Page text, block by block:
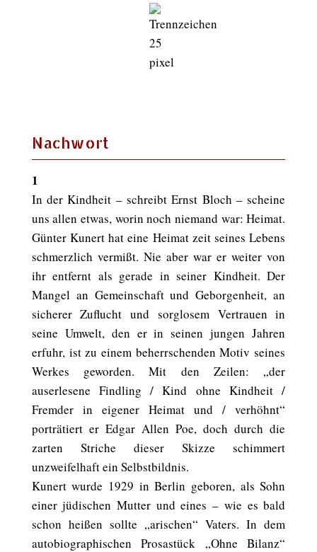
Nachwort
1
In der Kindheit – schreibt Ernst Bloch – scheine
uns allen etwas, worin noch niemand war: Heimat.
Günter Kunert hat eine Heimat zeit seines Lebens
schmerzlich vermißt. Nie aber war er weiter von
ihr entfernt als gerade in seiner Kindheit. Der
Mangel an Gemeinschaft und Geborgenheit, an
sicherer Zuflucht und sorglosem Vertrauen in
seine Umwelt, den er in seinen jungen Jahren
erfuhr, ist zu einem beherrschenden Motiv seines
Werkes geworden. Mit den Zeilen: „der
auserlesene Findling / Kind ohne Kindheit /
Fremder in eigener Heimat und / verhöhnt“
porträtiert er Edgar Allen Poe, doch durch die
zarten Striche dieser Skizze schimmert
unzweifelhaft ein Selbstbildnis.
Kunert wurde 1929 in Berlin geboren, als Sohn
einer jüdischen Mutter und eines – wie es bald
schon heißen sollte „arischen“ Vaters. In dem
autobiographischen Prosastück „Ohne Bilanz“